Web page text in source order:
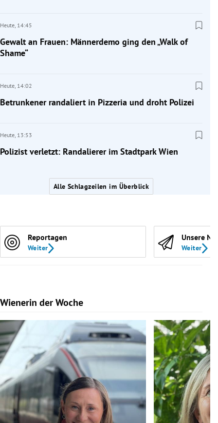
Heute, 14:45
Gewalt an Frauen: Männerdemo ging den „Walk of
Shame“
Heute, 14:02
Betrunkener randaliert in Pizzeria und droht Polizei
Heute, 13:53
Polizist verletzt: Randalierer im Stadtpark Wien
Alle Schlagzeilen im Überblick
Reportagen
Weiter
Unsere
Weiter
Wienerin der Woche
Slide 1 von 7